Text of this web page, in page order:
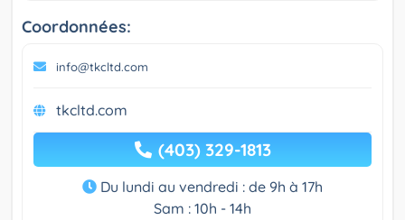
Coordonnées:
info@tkcltd.com
tkcltd.com
(403) 329-1813
Du lundi au vendredi : de 9h à 17h
Sam : 10h - 14h